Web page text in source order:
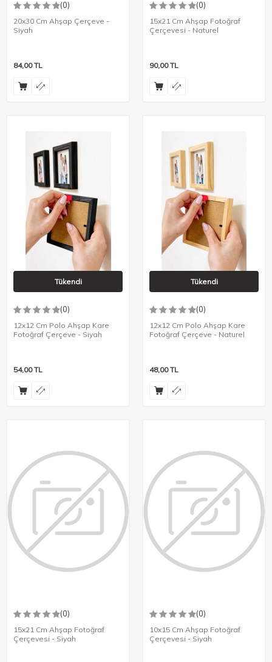
(0)
20x30 Cm Ahşap Çerçeve -
Siyah
84,00TL
(0)
15x21 Cm Ahşap Fotoğraf
Çerçevesi - Naturel
90,00TL
Tükendi
(0)
12x12 Cm Polo Ahşap Kare
Fotoğraf Çerçeve - Siyah
54,00TL
Tükendi
(0)
12x12 Cm Polo Ahşap Kare
Fotoğraf Çerçeve - Naturel
48,00TL
(0)
15x21 Cm Ahşap Fotoğraf
Çerçevesi - Siyah
(0)
10x15 Cm Ahşap Fotoğraf
Çerçevesi - Siyah